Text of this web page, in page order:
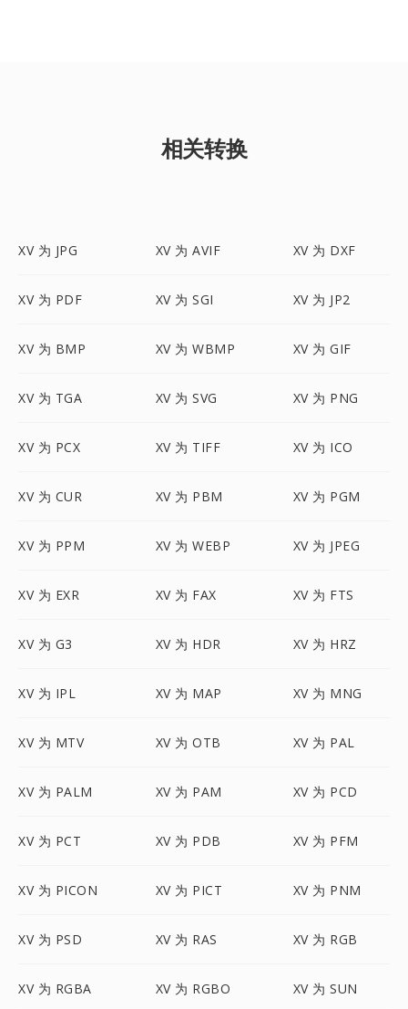
相关转换
XV 为 JPG XV 为 AVIF XV 为 DXF
XV 为 PDF XV 为 SGI XV 为 JP2
XV 为 BMP XV 为 WBMP XV 为 GIF
XV 为 TGA XV 为 SVG XV 为 PNG
XV 为 PCX XV 为 TIFF XV 为 ICO
XV 为 CUR XV 为 PBM XV 为 PGM
XV 为 PPM XV 为 WEBP XV 为 JPEG
XV 为 EXR XV 为 FAX XV 为 FTS
XV 为 G3 XV 为 HDR XV 为 HRZ
XV 为 IPL XV 为 MAP XV 为 MNG
XV 为 MTV XV 为 OTB XV 为 PAL
XV 为 PALM XV 为 PAM XV 为 PCD
XV 为 PCT XV 为 PDB XV 为 PFM
XV 为 PICON XV 为 PICT XV 为 PNM
XV 为 PSD XV 为 RAS XV 为 RGB
XV 为 RGBA XV 为 RGBO XV 为 SUN